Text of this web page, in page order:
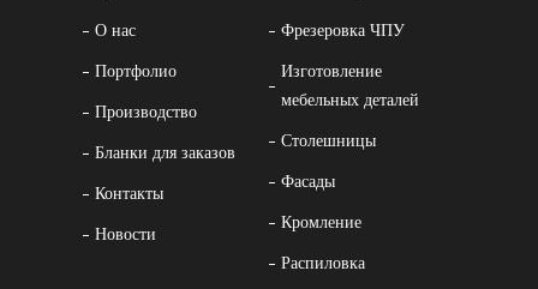
О нас
Портфолио
Производство
Бланки для заказов
Контакты
Новости
Фрезеровка ЧПУ
Изготовление
мебельных деталей
Столешницы
Фасады
Кромление
Распиловка